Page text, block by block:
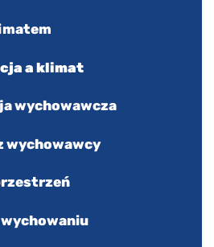
a klimat
wychowawcza
wychowawcy